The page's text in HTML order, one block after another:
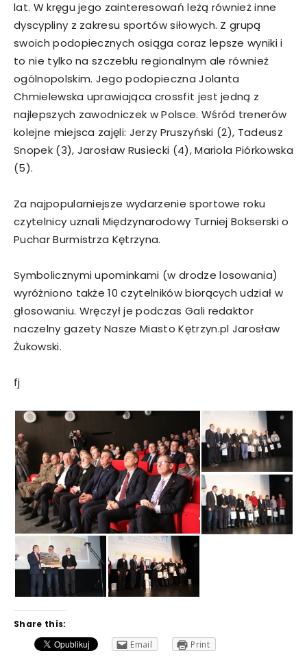
lat. W kręgu jego zainteresowań leżą również inne
dyscypliny z zakresu sportów siłowych. Z grupą
swoich podopiecznych osiąga coraz lepsze wyniki i
to nie tylko na szczeblu regionalnym ale również
ogólnopolskim. Jego podopieczna Jolanta
Chmielewska uprawiająca crossfit jest jedną z
najlepszych zawodniczek w Polsce. Wśród trenerów
kolejne miejsca zajęli: Jerzy Pruszyński (2), Tadeusz
Snopek (3), Jarosław Rusiecki (4), Mariola Piórkowska
(5).
Za najpopularniejsze wydarzenie sportowe roku
czytelnicy uznali Międzynarodowy Turniej Bokserski o
Puchar Burmistrza Kętrzyna.
Symbolicznymi upominkami (w drodze losowania)
wyróżniono także 10 czytelników biorących udział w
głosowaniu. Wręczył je podczas Gali redaktor
naczelny gazety Nasze Miasto Kętrzyn.pl Jarosław
Żukowski.
fj
Share this:
Email
Print